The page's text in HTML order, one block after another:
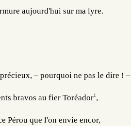
aujourd'hui sur ma lyre.
– pourquoi ne pas le dire ! –
bravos au fier Toréador1,
Pérou que l'on envie encor,